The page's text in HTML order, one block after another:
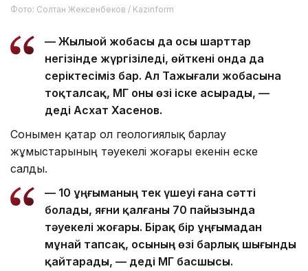
Фото: Солтан Жексенбеков / Kazinform
— Жылыой жобасы да осы шарттар
негізінде жүргізіледі, өйткені онда да
серіктесіміз бар. Ал Тажығали жобасына
тоқталсақ, ҚМГ оны өзі іске асырады, —
деді Асхат Хасенов.
Сонымен қатар ол геологиялық барлау
жұмыстарының тәуекелі жоғары екенін еске
салды.
— 10 ұңғыманың тек үшеуі ғана сәтті
болады, яғни қалғаны 70 пайызында
тәуекелі жоғары. Бірақ бір ұңғымадан
мұнай тапсақ, осының өзі барлық шығынды
қайтарады, — деді ҚМГ басшысы.